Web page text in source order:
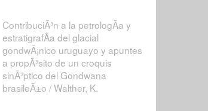
ContribuciÃ³n a la petrologÃ­a y
estratigrafÃ­a del glacial
gondwÃ¡nico uruguayo y apuntes
a propÃ³sito de un croquis
sinÃ³ptico del Gondwana
brasileÃ±o / Walther, K.